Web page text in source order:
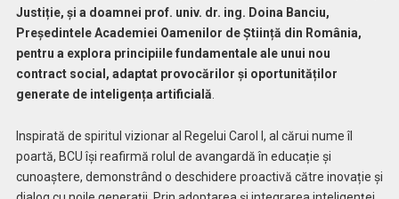
Justiție, și a doamnei prof. univ. dr. ing. Doina Banciu,
Președintele Academiei Oamenilor de Știință din România,
pentru a explora principiile fundamentale ale unui nou
contract social, adaptat provocărilor și oportunităților
generate de inteligența artificială
Inspirată de spiritul vizionar al Regelui Carol I, al cărui nume îl
poartă, BCU își reafirmă rolul de avangardă în educație și
cunoaștere, demonstrând o deschidere proactivă către inovație și